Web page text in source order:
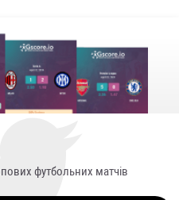
футбольних матчів